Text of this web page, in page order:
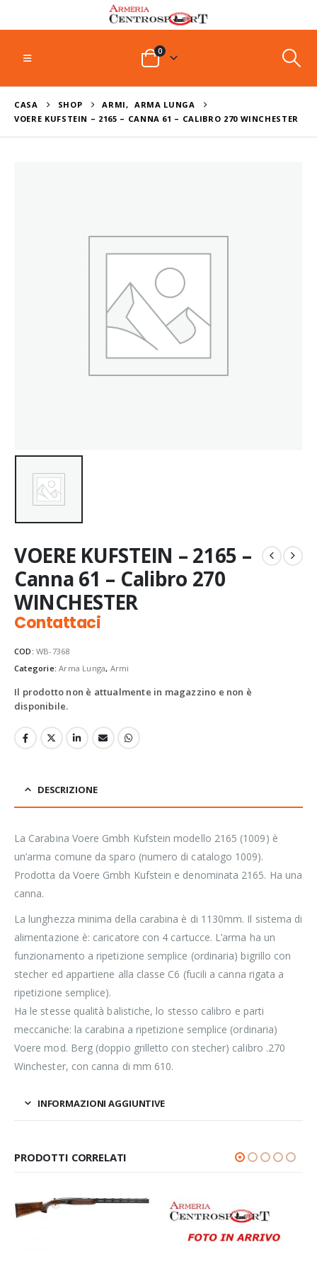
0
CASA SHOP ARMI,
ARMA LUNGA
VOERE KUFSTEIN – 2165 – CANNA 61 – CALIBRO 270 WINCHESTER
VOERE KUFSTEIN – 2165 –
Canna 61 – Calibro 270
WINCHESTER
Contattaci
COD: WB-7368
Categorie:Arma Lunga, Armi
Il prodotto non è attualmente in magazzino e non è
disponibile.
DESCRIZIONE
La Carabina Voere Gmbh Kufstein modello 2165 (1009) è
un’arma comune da sparo (numero di catalogo 1009).
Prodotta da Voere Gmbh Kufstein e denominata 2165. Ha una
canna.
La lunghezza minima della carabina è di 1130mm. Il sistema di
alimentazione è: caricatore con 4 cartucce. L’arma ha un
funzionamento a ripetizione semplice (ordinaria) bigrillo con
stecher ed appartiene alla classe C6 (fucili a canna rigata a
ripetizione semplice).
Ha le stesse qualità balistiche, lo stesso calibro e parti
meccaniche: la carabina a ripetizione semplice (ordinaria)
Voere mod. Berg (doppio grilletto con stecher) calibro .270
Winchester, con canna di mm 610.
INFORMAZIONI AGGIUNTIVE
PRODOTTI CORRELATI